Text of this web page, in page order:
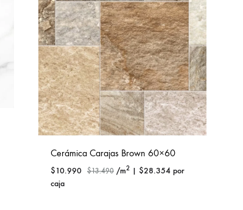
Cerámica Carajas Brown 60×60
$10.990 $13.490 /m2 | $28.354 por
caja